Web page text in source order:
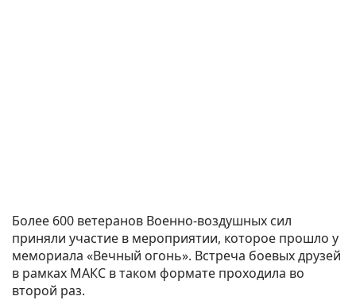
Более 600 ветеранов Военно-воздушных сил
приняли участие в мероприятии, которое прошло у
мемориала «Вечный огонь». Встреча боевых друзей
в рамках МАКС в таком формате проходила во
второй раз.